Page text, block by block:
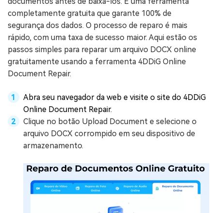
completamente gratuita que garante 100% de
segurança dos dados. O processo de reparo é mais
rápido, com uma taxa de sucesso maior. Aqui estão os
passos simples para reparar um arquivo DOCX online
gratuitamente usando a ferramenta 4DDiG Online
Document Repair.
Abra seu navegador da web e visite o site do 4DDiG
Online Document Repair.
Clique no botão Upload Document e selecione o
arquivo DOCX corrompido em seu dispositivo de
armazenamento.